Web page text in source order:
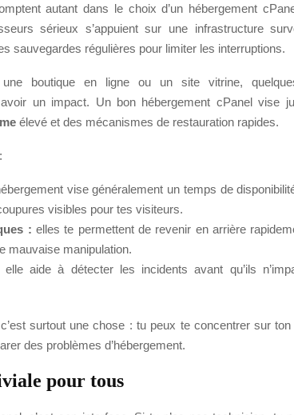
autant dans le choix d’un hébergement
sérieux s’appuient sur une infrastructure
sauvegardes régulières pour limiter les interruptions.
boutique en ligne ou un site vitrine,
avoir un impact. Un bon hébergement cPanel vise
élevé et des mécanismes de restauration rapides.
vise généralement un temps de
visibles pour tes visiteurs.
: elles te permettent de revenir en arrière
mauvaise manipulation.
elle aide à détecter les incidents avant qu’ils
surtout une chose : tu peux te concentrer sur
des problèmes d’hébergement.
pour tous